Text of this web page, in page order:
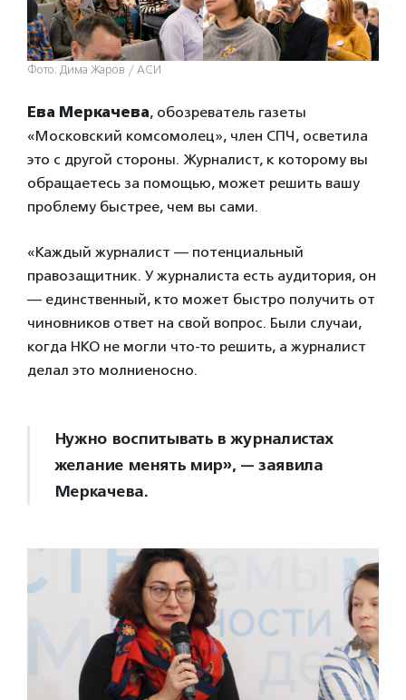
Фото: Дима Жаров / АСИ
Ева Меркачева, обозреватель газеты
«Московский комсомолец», член СПЧ, осветила
это с другой стороны. Журналист, к которому вы
обращаетесь за помощью, может решить вашу
проблему быстрее, чем вы сами.
«Каждый журналист — потенциальный
правозащитник. У журналиста есть аудитория, он
— единственный, кто может быстро получить от
чиновников ответ на свой вопрос. Были случаи,
когда НКО не могли что-то решить, а журналист
делал это молниеносно.
Нужно воспитывать в журналистах
желание менять мир», — заявила
Меркачева.